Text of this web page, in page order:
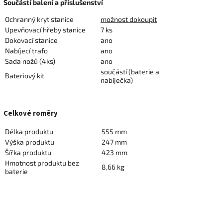
Součástí balení a příslušenství
Ochranný kryt stanice
možnost dokoupit
Upevňovací hřeby stanice
7 ks
Dokovací stanice
ano
Nabíjecí trafo
ano
Sada nožů (4ks)
ano
Bateriový kit
součástí (baterie a
nabíječka)
Celkové roměry
Délka produktu
555 mm
Výška produktu
247 mm
Šířka produktu
423 mm
Hmotnost produktu bez
baterie
8,66 kg